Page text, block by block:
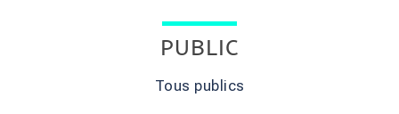
PUBLIC
Tous publics